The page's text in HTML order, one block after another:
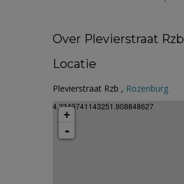
Over Plevierstraat Rzb
Locatie
Plevierstraat Rzb , Rozenburg
4.2349741143251.908848627
+
-